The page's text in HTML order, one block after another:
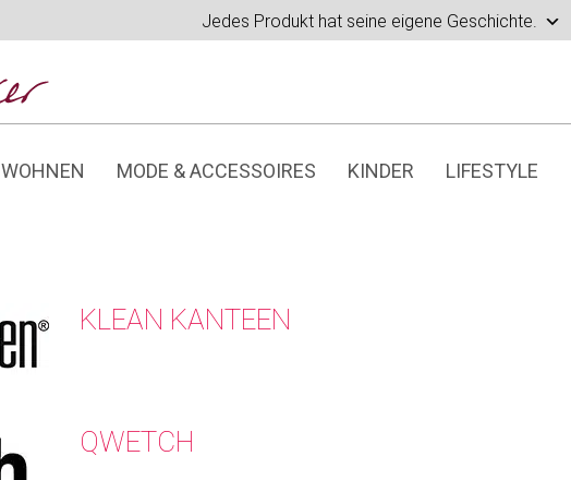
Jedes Produkt hat seine eigene Geschichte.
WOHNEN MODE & ACCESSOIRES KINDER LIFESTYLE
KLEAN KANTEEN
QWETCH